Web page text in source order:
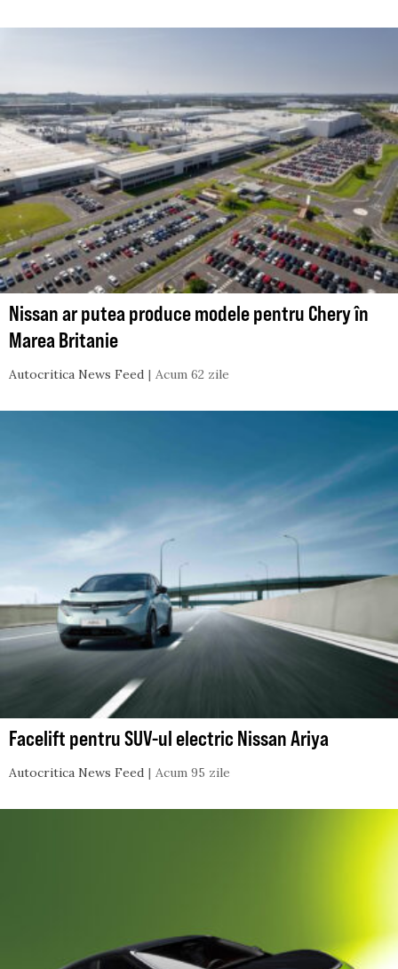
Nissan ar putea produce modele pentru Chery în
Marea Britanie
Autocritica News Feed Acum 62 zile
Facelift pentru SUV-ul electric Nissan Ariya
Autocritica News Feed Acum 95 zile